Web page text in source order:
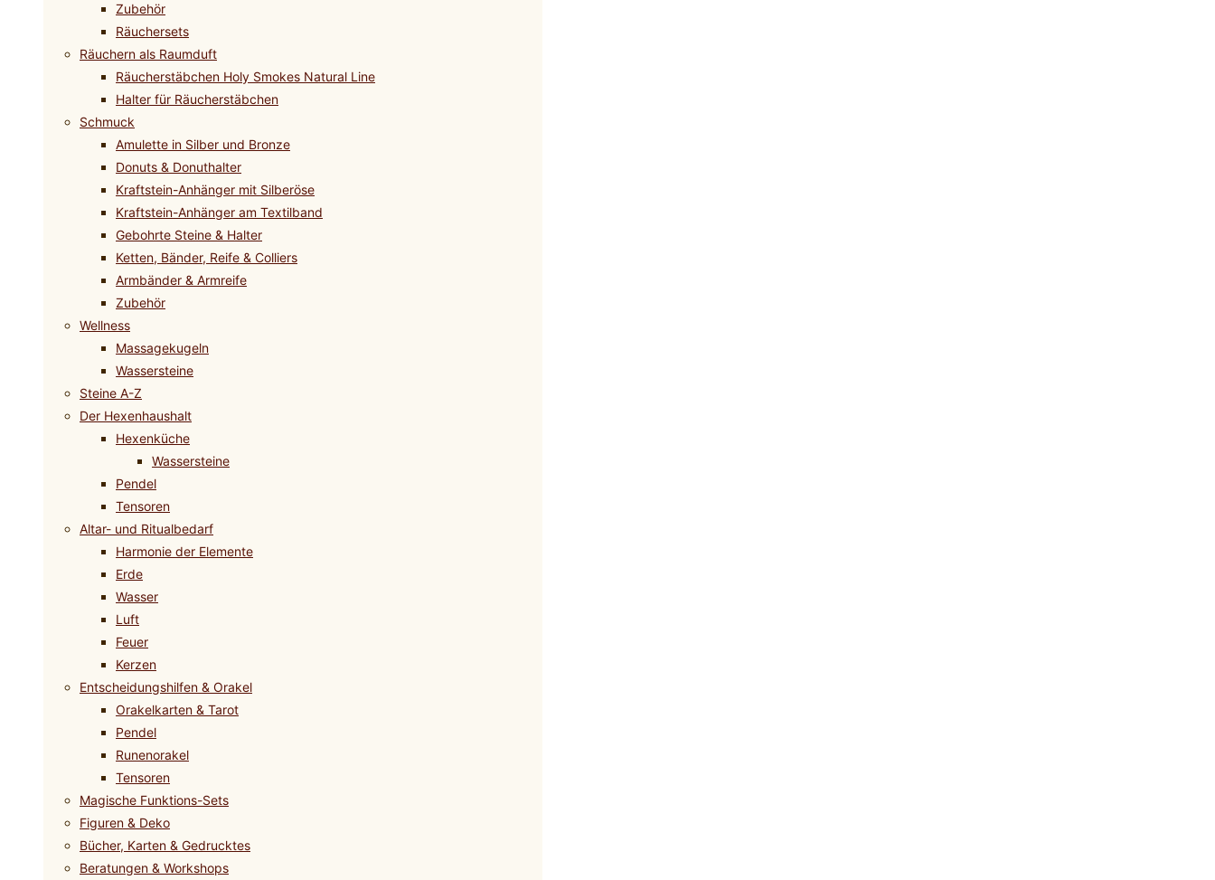
Zubehör
Räuchersets
Räuchern als Raumduft
Räucherstäbchen Holy Smokes Natural Line
Halter für Räucherstäbchen
Schmuck
Amulette in Silber und Bronze
Donuts & Donuthalter
Kraftstein-Anhänger mit Silberöse
Kraftstein-Anhänger am Textilband
Gebohrte Steine & Halter
Ketten, Bänder, Reife & Colliers
Armbänder & Armreife
Zubehör
Wellness
Massagekugeln
Wassersteine
Steine A-Z
Der Hexenhaushalt
Hexenküche
Wassersteine
Pendel
Tensoren
Altar- und Ritualbedarf
Harmonie der Elemente
Erde
Wasser
Luft
Feuer
Kerzen
Entscheidungshilfen & Orakel
Orakelkarten & Tarot
Pendel
Runenorakel
Tensoren
Magische Funktions-Sets
Figuren & Deko
Bücher, Karten & Gedrucktes
Beratungen & Workshops